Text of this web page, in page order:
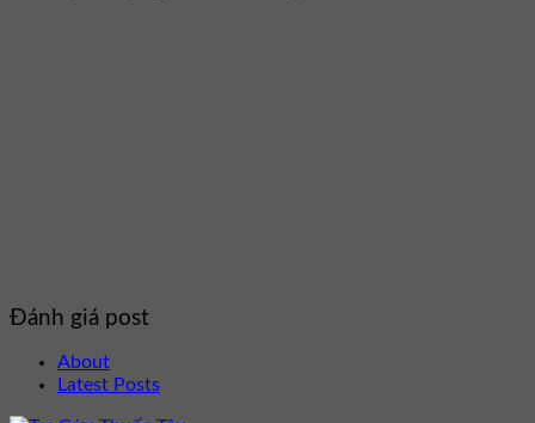
Đánh giá post
About
Latest Posts